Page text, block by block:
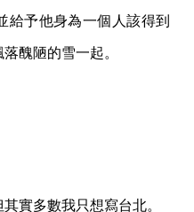
給予他身為一個人該得到
醜陋的雪一起。
實多數我只想寫台北。